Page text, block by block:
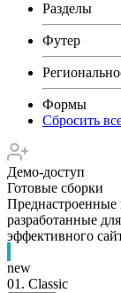
Разделы
Футер
Формы
Сбросить
Демо-доступ
Готовые сборки
Преднастроенные
разработанные
эффективного
new
01. Classic